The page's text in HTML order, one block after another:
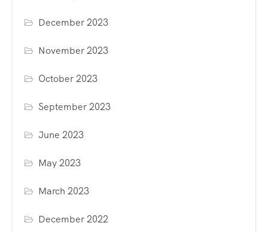
December 2023
November 2023
October 2023
September 2023
June 2023
May 2023
March 2023
December 2022